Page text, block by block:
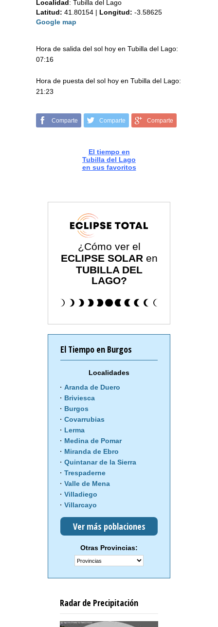
Localidad : Tubilla del Lago
Latitud: 41.80154 | Longitud: -3.58625
Google map
Hora de salida del sol hoy en Tubilla del Lago:
07:16
Hora de puesta del sol hoy en Tubilla del Lago:
21:23
Comparte Comparte Comparte
El tiempo en
Tubilla del Lago
en sus favoritos
¿Cómo ver el
ECLIPSE SOLAR en
TUBILLA DEL
LAGO?
El Tiempo en Burgos
Localidades
Aranda de Duero
Briviesca
Burgos
Covarrubias
Lerma
Medina de Pomar
Miranda de Ebro
Quintanar de la Sierra
Trespaderne
Valle de Mena
Villadiego
Villarcayo
Ver más poblaciones
Otras Provincias:
Radar de Precipitación